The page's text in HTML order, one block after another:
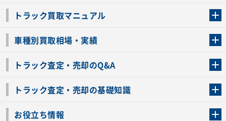
トラック買取マニュアル
車種別買取相場・実績
トラック査定・売却のQ&A
トラック査定・売却の基礎知識
お役立ち情報